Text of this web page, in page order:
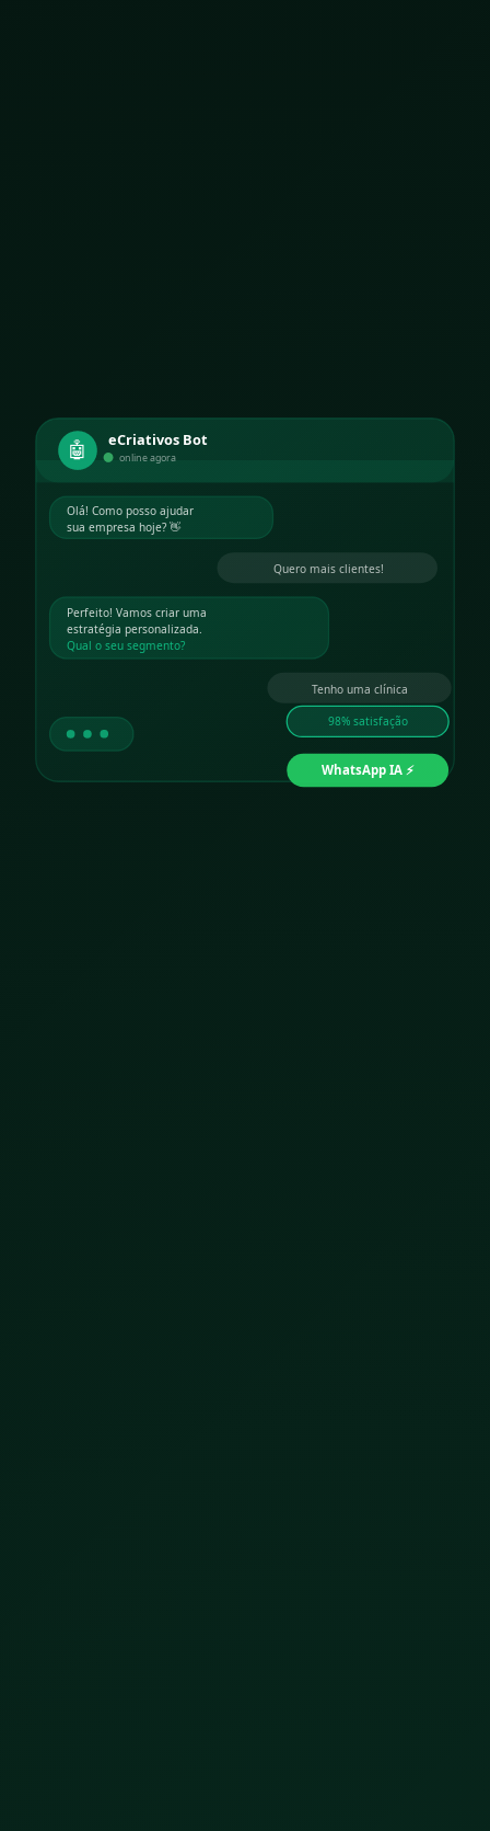
🤖 eCriativos Bot
online agora
Olá! Como posso ajudar
sua empresa hoje? 👋
Quero mais clientes!
Perfeito! Vamos criar uma
estratégia personalizada.
Qual o seu segmento?
Tenho uma clínica
WhatsApp IA ⚡
98% satisfação